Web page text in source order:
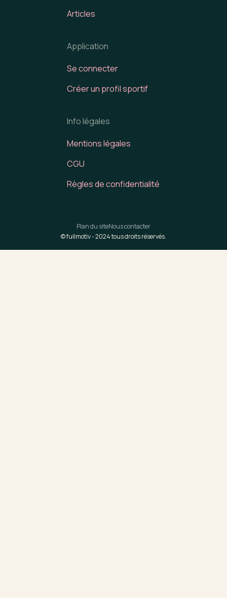
Articles
Application
Se connecter
Créer un profil sportif
Info légales
Mentions légales
CGU
Règles de confidentialité
© fullmotiv -2024tous droits réservés.
Plan du siteNous contacter